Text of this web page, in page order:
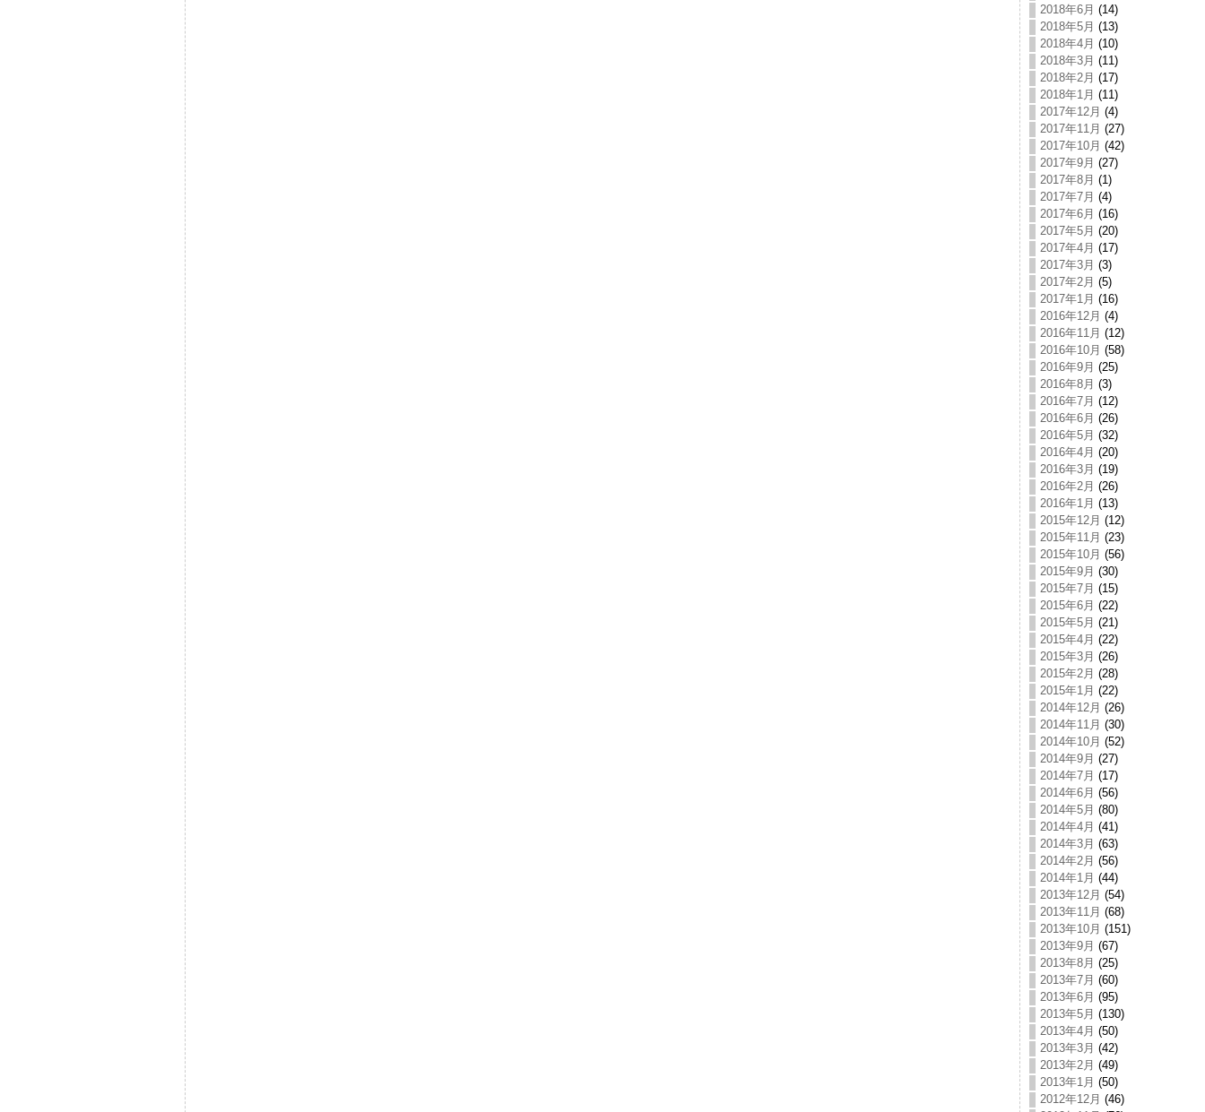
2018年6月 (14)
2018年5月 (13)
2018年4月 (10)
2018年3月 (11)
2018年2月 (17)
2018年1月 (11)
2017年12月 (4)
2017年11月 (27)
2017年10月 (42)
2017年9月 (27)
2017年8月 (1)
2017年7月 (4)
2017年6月 (16)
2017年5月 (20)
2017年4月 (17)
2017年3月 (3)
2017年2月 (5)
2017年1月 (16)
2016年12月 (4)
2016年11月 (12)
2016年10月 (58)
2016年9月 (25)
2016年8月 (3)
2016年7月 (12)
2016年6月 (26)
2016年5月 (32)
2016年4月 (20)
2016年3月 (19)
2016年2月 (26)
2016年1月 (13)
2015年12月 (12)
2015年11月 (23)
2015年10月 (56)
2015年9月 (30)
2015年7月 (15)
2015年6月 (22)
2015年5月 (21)
2015年4月 (22)
2015年3月 (26)
2015年2月 (28)
2015年1月 (22)
2014年12月 (26)
2014年11月 (30)
2014年10月 (52)
2014年9月 (27)
2014年7月 (17)
2014年6月 (56)
2014年5月 (80)
2014年4月 (41)
2014年3月 (63)
2014年2月 (56)
2014年1月 (44)
2013年12月 (54)
2013年11月 (68)
2013年10月 (151)
2013年9月 (67)
2013年8月 (25)
2013年7月 (60)
2013年6月 (95)
2013年5月 (130)
2013年4月 (50)
2013年3月 (42)
2013年2月 (49)
2013年1月 (50)
2012年12月 (46)